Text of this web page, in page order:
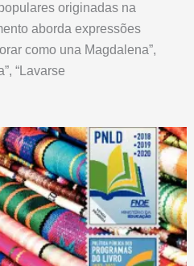
originadas na
aborda expressões
como una Magdalena”,
“Lavarse